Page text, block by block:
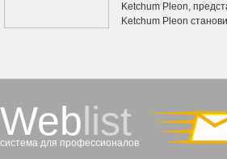
Ketchum Pleon,
Ketchum Pleon
Weblist
система для профессионалов